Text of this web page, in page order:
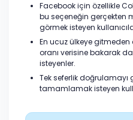
Facebook için özellikle
bu seçeneğin gerçekten
görmek isteyen
En ucuz ülkeye gitmeden
oranı verisine bakarak
isteyenler.
Tek seferlik
tamamlamak isteyen